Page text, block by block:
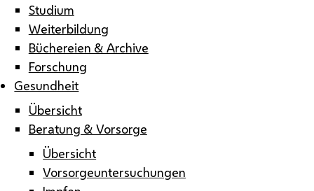
Studium
Weiterbildung
Büchereien & Archive
Forschung
Gesundheit
Übersicht
Beratung & Vorsorge
Übersicht
Vorsorgeuntersuchungen